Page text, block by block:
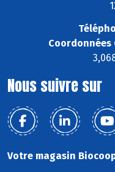
Coordonnées
Nous suivre sur
Votre magasin